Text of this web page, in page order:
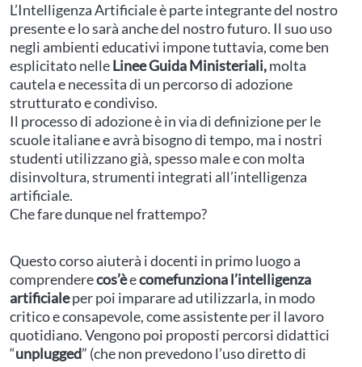
L’Intelligenza Artificiale è parte integrante del nostro
presente e lo sarà anche del nostro futuro. Il suo uso
negli ambienti educativi impone tuttavia, come ben
esplicitato nelleLinee Guida Ministeriali,molta
cautela e necessita di un percorso di adozione
strutturato e condiviso.
Il processo di adozione è in via di definizione per le
scuole italiane e avrà bisogno di tempo, ma i nostri
studenti utilizzano già, spesso male e con molta
disinvoltura, strumenti integrati all’intelligenza
artificiale.
Che fare dunque nel frattempo?
Questo corso aiuterà i docenti in primo luogo a
comprenderecos’èecomefunziona l’intelligenza
artificialeper poi imparare ad utilizzarla, in modo
critico e consapevole, come assistente per il lavoro
quotidiano. Vengono poi proposti percorsi didattici
“unplugged” (che non prevedono l’uso diretto di